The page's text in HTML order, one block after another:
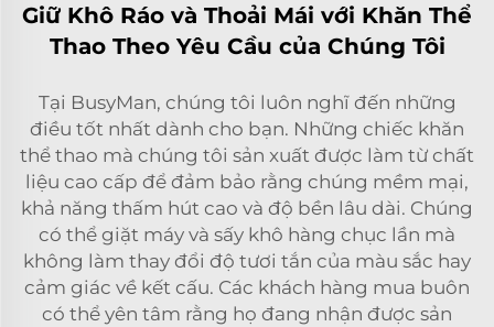
Giữ Khô Ráo và Thoải Mái với Khăn Thể
Thao Theo Yêu Cầu của Chúng Tôi
Tại BusyMan, chúng tôi luôn nghĩ đến những
điều tốt nhất dành cho bạn. Những chiếc khăn
thể thao mà chúng tôi sản xuất được làm từ chất
liệu cao cấp để đảm bảo rằng chúng mềm mại,
khả năng thấm hút cao và độ bền lâu dài. Chúng
có thể giặt máy và sấy khô hàng chục lần mà
không làm thay đổi độ tươi tắn của màu sắc hay
cảm giác về kết cấu. Các khách hàng mua buôn
có thể yên tâm rằng họ đang nhận được sản